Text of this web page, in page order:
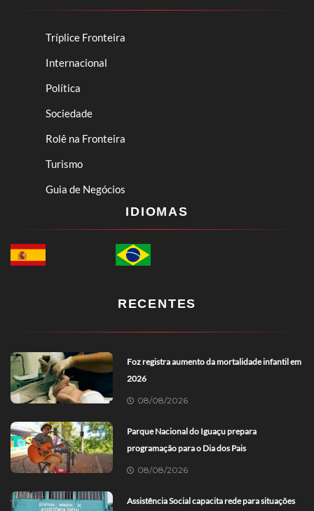
Tríplice Fronteira
Internacional
Política
Sociedade
Rolê na Fronteira
Turismo
Guia de Negócios
IDIOMAS
RECENTES
Foz registra aumento da mortalidade infantil em
2026
08/08/2026
Parque Nacional do Iguaçu prepara
programação para o Dia dos Pais
08/08/2026
Assistência Social capacita rede para situações